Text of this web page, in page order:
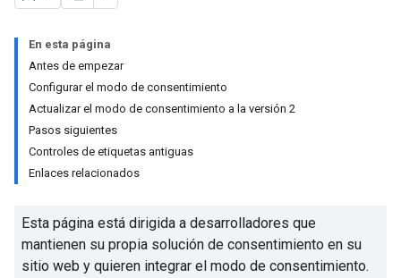
En esta página
Antes de empezar
Configurar el modo de consentimiento
Actualizar el modo de consentimiento a la versión 2
Pasos siguientes
Controles de etiquetas antiguas
Enlaces relacionados
Esta página está dirigida a desarrolladores que
mantienen su propia solución de consentimiento en su
sitio web y quieren integrar el modo de consentimiento.